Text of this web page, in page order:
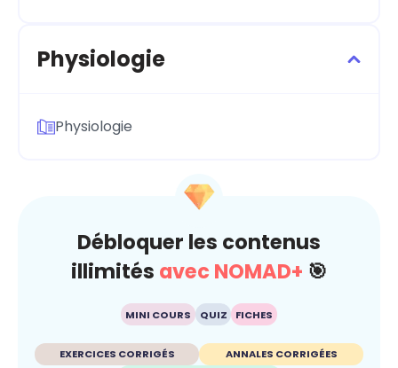
Physiologie
Physiologie
Débloquer les contenus
illimités avec NOMAD+ 🎯
MINI COURS QUIZ FICHES
EXERCICES CORRIGÉS
ANNALES CORRIGÉES